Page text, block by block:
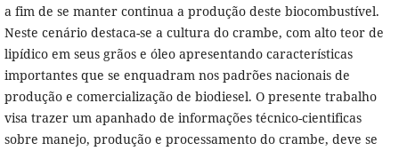
a fim de se manter continua a produção deste biocombustível.
Neste cenário destaca-se a cultura do crambe, com alto teor de
lipídico em seus grãos e óleo apresentando características
importantes que se enquadram nos padrões nacionais de
produção e comercialização de biodiesel. O presente trabalho
visa trazer um apanhado de informações técnico-cientificas
sobre manejo, produção e processamento do crambe, deve se